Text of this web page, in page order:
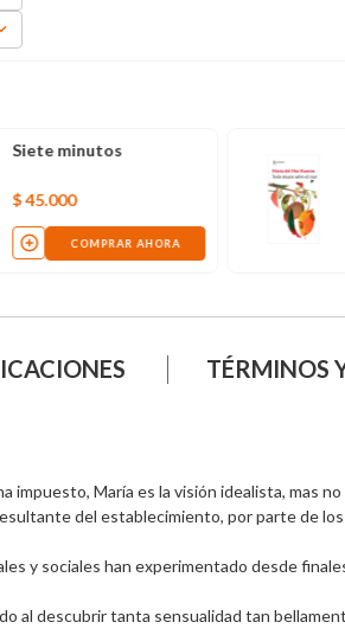
Siete minutos
$45.000
COMPRAR AHORA
TÉRMINOS
impuesto, María es la visión idealista, mas
del establecimiento, por parte de
y sociales han experimentado desde
al descubrir tanta sensualidad tan